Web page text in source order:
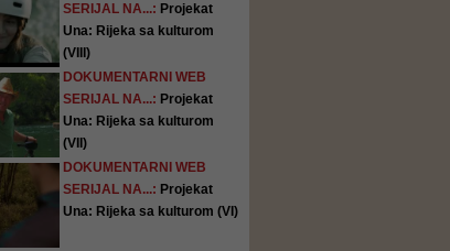
SERIJAL NA...: Projekat
Una: Rijeka sa kulturom
(VIII)
DOKUMENTARNI WEB
SERIJAL NA...: Projekat
Una: Rijeka sa kulturom
(VII)
DOKUMENTARNI WEB
SERIJAL NA...: Projekat
Una: Rijeka sa kulturom (VI)